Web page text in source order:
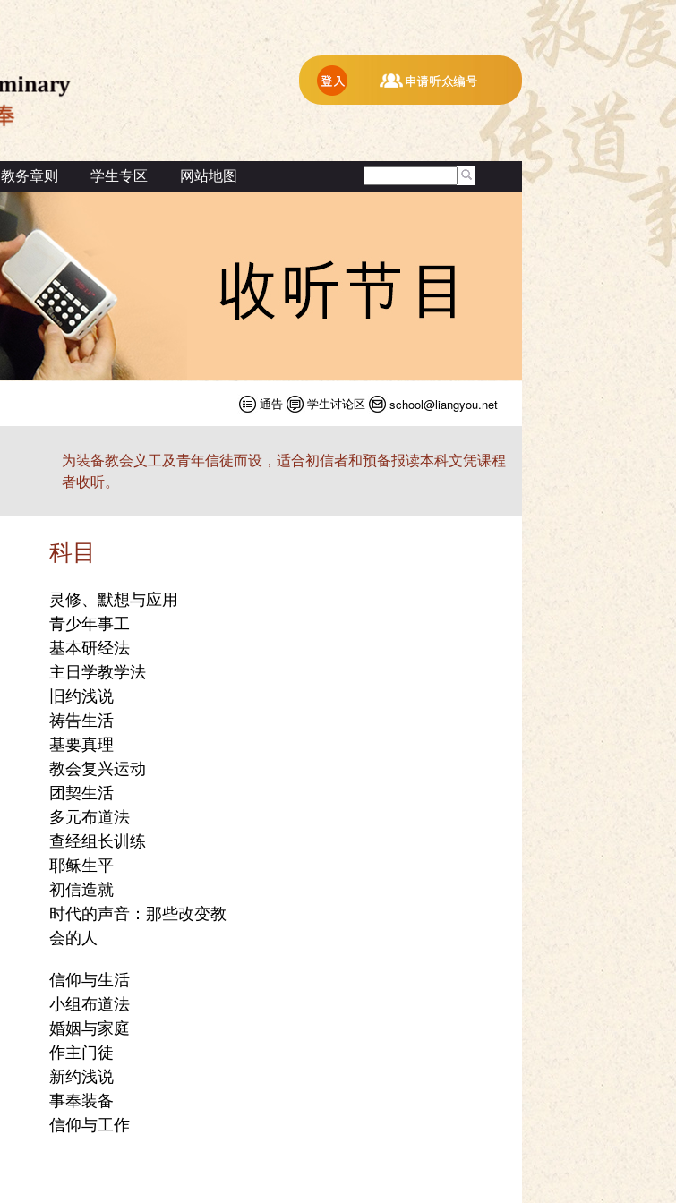
教务章则 学生专区 网站地图
通告 学生讨论区 school@liangyou.net
为装备教会义工及青年信徒而设，适合初信者和预备报读本科文凭课程
者收听。
科目
灵修、默想与应用
青少年事工
基本研经法
主日学教学法
旧约浅说
祷告生活
基要真理
教会复兴运动
团契生活
多元布道法
查经组长训练
耶稣生平
初信造就
时代的声音：那些改变教
会的人
信仰与生活
小组布道法
婚姻与家庭
作主门徒
新约浅说
事奉装备
信仰与工作